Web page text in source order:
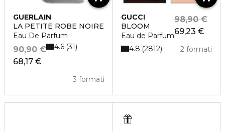
GUERLAIN
LA PETITE ROBE NOIRE
Eau De Parfum
68,17 €
90,90 €
3 formati
4.6 31
GUCCI
BLOOM
Eau de Parfum69,23 €
98,90 €
2 formati
4.8 2812